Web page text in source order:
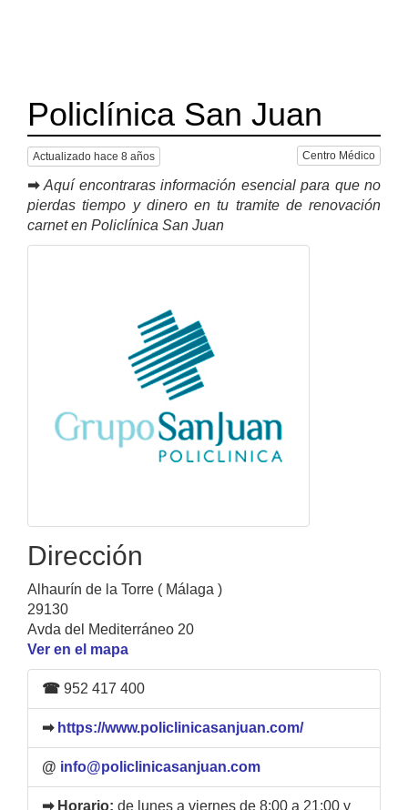
Policlínica San Juan
Actualizado hace 8 años Centro Médico
➡ Aquí encontraras información esencial para que no
pierdas tiempo y dinero en tu tramite de renovación
carnet en Policlínica San Juan
Dirección
Alhaurín de la Torre ( Málaga )
29130
Avda del Mediterráneo 20
Ver en el mapa
☎ 952 417 400
➡ https://www.policlinicasanjuan.com/
@ info@policlinicasanjuan.com
➡ Horario: de lunes a viernes de 8:00 a 21:00 y